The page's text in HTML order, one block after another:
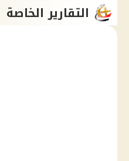
التقارير الخاصة